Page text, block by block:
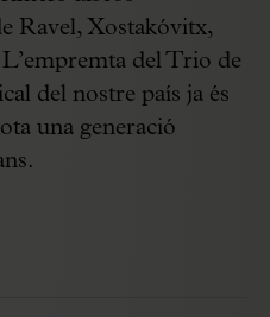
Ravel, Xostakóvitx,
del Trio de
del nostre país ja és
una generació